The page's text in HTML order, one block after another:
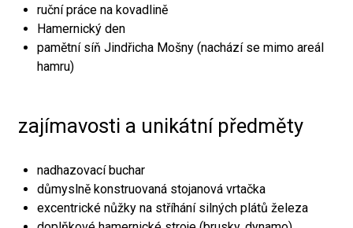
ruční práce na kovadlině
Hamernický den
pamětní síň Jindřicha Mošny (nachází se mimo areál
hamru)
zajímavosti a unikátní předměty
nadhazovací buchar
důmyslně konstruovaná stojanová vrtačka
excentrické nůžky na stříhání silných plátů železa